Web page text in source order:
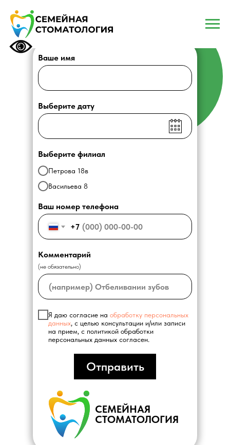
ЗАПИСАТЬСЯ НА
ПРИЕМ
СЕМЕЙНАЯ
СТОМАТОЛОГИЯ
Ваше имя
Выберите дату
Выберите филиал
Петрова 18в
Васильева 8
Ваш номер телефона
+7
Комментарий
(не обязательно)
Я даю согласие на обработку персональных
данных, с целью консультации и/или записи
на прием, с политикой обработки
персональных данных согласен.
Отправить